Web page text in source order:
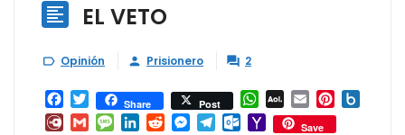
 EL VETO
 Opinión  Prisionero  2
Facebook
TwitterShare Post WhatsApp
AOL
Mail
Email Pinterest
Diary.RuGmailMessage
LinkedInRedditMessenger
TelegramOutlook.com
YahooSave